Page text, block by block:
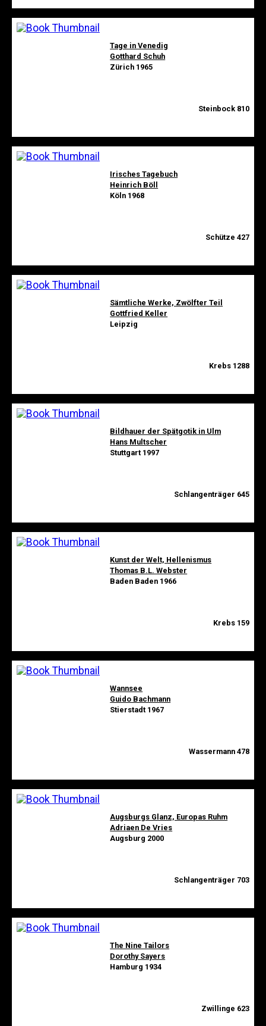
Tage in Venedig
Gotthard Schuh
Zürich 1965
Steinbock 810
Irisches Tagebuch
Heinrich Böll
Köln 1968
Schütze 427
Sämtliche Werke, Zwölfter Teil
Gottfried Keller
Leipzig
Krebs 1288
Bildhauer der Spätgotik in Ulm
Hans Multscher
Stuttgart 1997
Schlangenträger 645
Kunst der Welt, Hellenismus
Thomas B.L. Webster
Baden Baden 1966
Krebs 159
Wannsee
Guido Bachmann
Stierstadt 1967
Wassermann 478
Augsburgs Glanz, Europas Ruhm
Adriaen De Vries
Augsburg 2000
Schlangenträger 703
The Nine Tailors
Dorothy Sayers
Hamburg 1934
Zwillinge 623